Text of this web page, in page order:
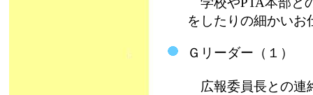
をしたりの細かいお
Ｇリーダー（１）
広報委員長との連